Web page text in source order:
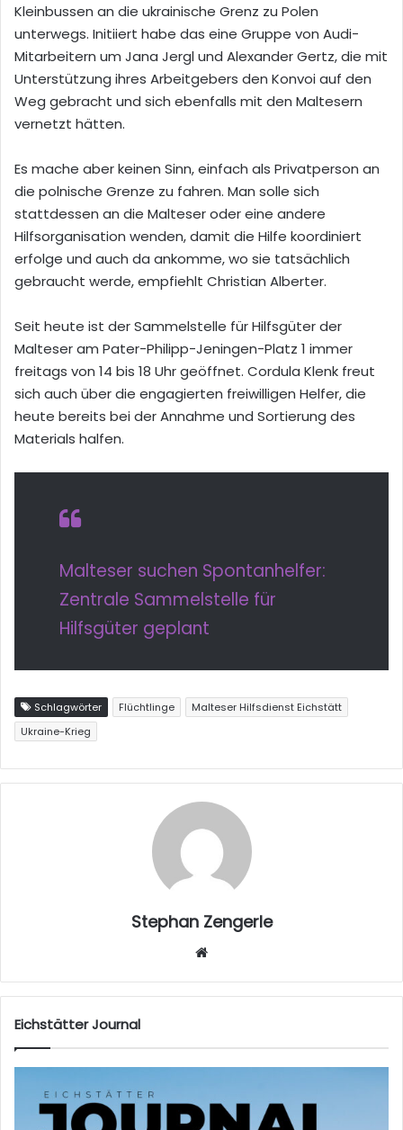
Kleinbussen an die ukrainische Grenz zu Polen
unterwegs. Initiiert habe das eine Gruppe von Audi-
Mitarbeitern um Jana Jergl und Alexander Gertz, die mit
Unterstützung ihres Arbeitgebers den Konvoi auf den
Weg gebracht und sich ebenfalls mit den Maltesern
vernetzt hätten.
Es mache aber keinen Sinn, einfach als Privatperson an
die polnische Grenze zu fahren. Man solle sich
stattdessen an die Malteser oder eine andere
Hilfsorganisation wenden, damit die Hilfe koordiniert
erfolge und auch da ankomme, wo sie tatsächlich
gebraucht werde, empfiehlt Christian Alberter.
Seit heute ist der Sammelstelle für Hilfsgüter der
Malteser am Pater-Philipp-Jeningen-Platz 1 immer
freitags von 14 bis 18 Uhr geöffnet. Cordula Klenk freut
sich auch über die engagierten freiwilligen Helfer, die
heute bereits bei der Annahme und Sortierung des
Materials halfen.
Malteser suchen Spontanhelfer:
Zentrale Sammelstelle für
Hilfsgüter geplant
Schlagwörter Flüchtlinge
Malteser Hilfsdienst Eichstätt
Ukraine-Krieg
Stephan Zengerle
sei
Eichstätter Journal